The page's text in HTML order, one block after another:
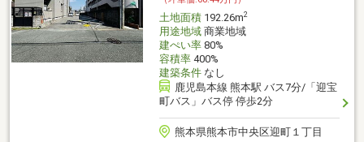
土地面積192.26m2
用途地域商業地域
建ぺい率80%
容積率400%
建築条件なし
鹿児島本線 熊本駅 バス7分/「迎宝
町バス」バス停 停歩2分
熊本県熊本市中央区迎町１丁目